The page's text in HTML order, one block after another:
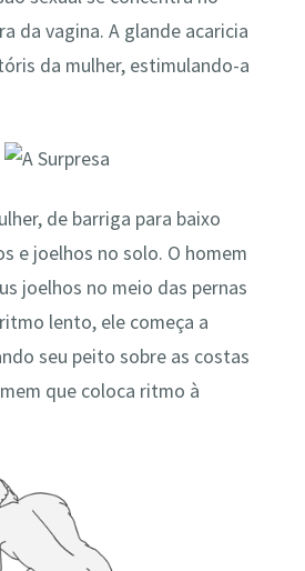
da vagina. A glande acaricia
da mulher, estimulando-a
de barriga para baixo
e joelhos no solo. O homem
joelhos no meio das pernas
lento, ele começa a
seu peito sobre as costas
que coloca ritmo à